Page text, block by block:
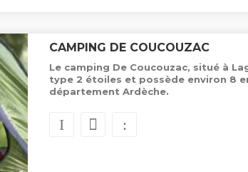
CAMPING DE COUCOUZAC
Le camping De Coucouzac, situé à
type 2 étoiles et possède environ 8
département Ardèche.